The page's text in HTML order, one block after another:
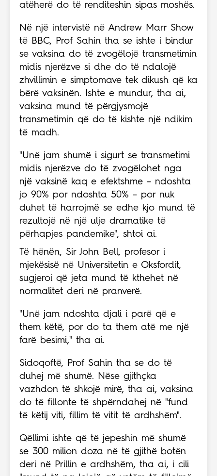
atëherë do të renditeshin sipas moshës.
Në një intervistë në Andrew Marr Show
të BBC, Prof Sahin tha se ishte i bindur
se vaksina do të zvogëlojë transmetimin
midis njerëzve si dhe do të ndalojë
zhvillimin e simptomave tek dikush që ka
bërë vaksinën. Ishte e mundur, tha ai,
vaksina mund të përgjysmojë
transmetimin që do të kishte një ndikim
të madh.
"Unë jam shumë i sigurt se transmetimi
midis njerëzve do të zvogëlohet nga
një vaksinë kaq e efektshme – ndoshta
jo 90% por ndoshta 50% – por nuk
duhet të harrojmë se edhe kjo mund të
rezultojë në një ulje dramatike të
përhapjes pandemike", shtoi ai.
Të hënën, Sir John Bell, profesor i
mjekësisë në Universitetin e Oksfordit,
sugjeroi që jeta mund të kthehet në
normalitet deri në pranverë.
"Unë jam ndoshta djali i parë që e
them këtë, por do ta them atë me një
farë besimi," tha ai.
Sidoqoftë, Prof Sahin tha se do të
duhej më shumë. Nëse gjithçka
vazhdon të shkojë mirë, tha ai, vaksina
do të fillonte të shpërndahej në "fund
të këtij viti, fillim të vitit të ardhshëm".
Qëllimi ishte që të jepeshin më shumë
se 300 milion doza në të gjithë botën
deri në Prillin e ardhshëm, tha ai, i cili